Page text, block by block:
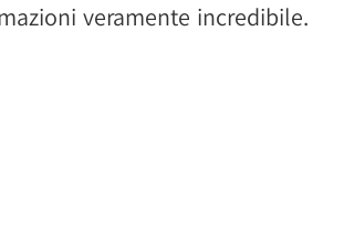
veramente incredibile.